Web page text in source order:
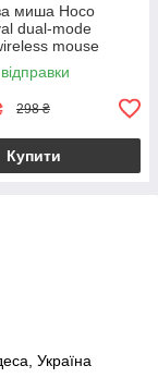
миша Hoco
dual-mode
mouse
298 ₴
Купити
Україна